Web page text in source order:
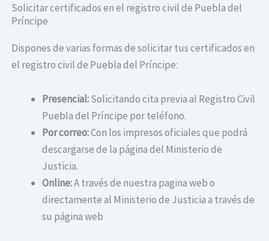
Solicitar certificados en el registro civil de Puebla del
Príncipe
Dispones de varias formas de solicitar tus certificados en
el registro civil de Puebla del Príncipe:
Presencial:Solicitando cita previa al Registro Civil
Puebla del Príncipe por teléfono.
Por correo:Con los impresos oficiales que podrá
descargarse de la página del Ministerio de
Justicia.
Online:A través de nuestra pagina web o
directamente al Ministerio de Justicia a través de
su página web